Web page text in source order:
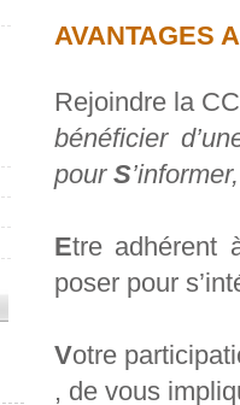
AVANTAGES
Rejoindre la
bénéficier
pour S
Etre adhérent
poser pour
Votre
, de vous